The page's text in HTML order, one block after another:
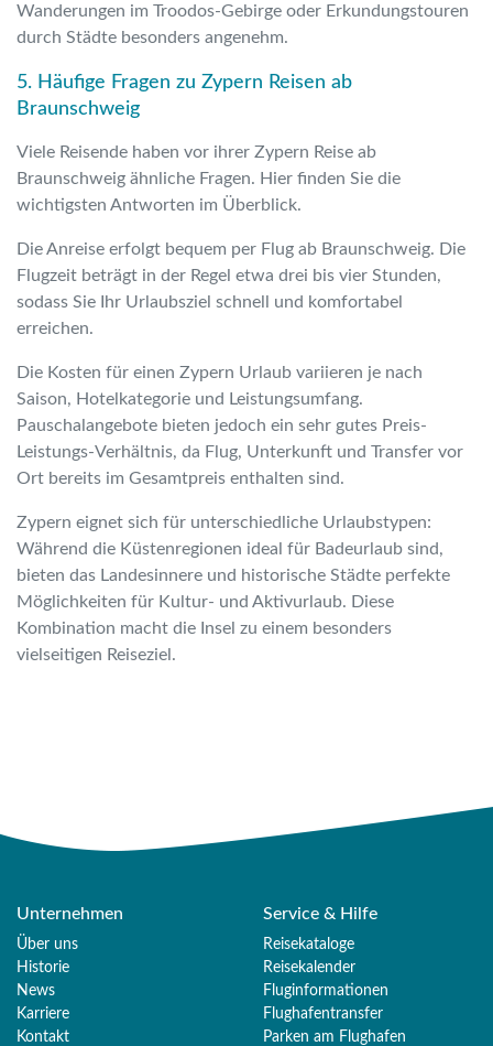
Wanderungen im Troodos-Gebirge oder Erkundungstouren
durch Städte besonders angenehm.
5. Häufige Fragen zu Zypern Reisen ab
Braunschweig
Viele Reisende haben vor ihrer Zypern Reise ab
Braunschweig ähnliche Fragen. Hier finden Sie die
wichtigsten Antworten im Überblick.
Die Anreise erfolgt bequem per Flug ab Braunschweig. Die
Flugzeit beträgt in der Regel etwa drei bis vier Stunden,
sodass Sie Ihr Urlaubsziel schnell und komfortabel
erreichen.
Die Kosten für einen Zypern Urlaub variieren je nach
Saison, Hotelkategorie und Leistungsumfang.
Pauschalangebote bieten jedoch ein sehr gutes Preis-
Leistungs-Verhältnis, da Flug, Unterkunft und Transfer vor
Ort bereits im Gesamtpreis enthalten sind.
Zypern eignet sich für unterschiedliche Urlaubstypen:
Während die Küstenregionen ideal für Badeurlaub sind,
bieten das Landesinnere und historische Städte perfekte
Möglichkeiten für Kultur- und Aktivurlaub. Diese
Kombination macht die Insel zu einem besonders
vielseitigen Reiseziel.
Unternehmen
Über uns
Historie
News
Karriere
Kontakt
Service & Hilfe
Reisekataloge
Reisekalender
Fluginformationen
Flughafentransfer
Parken am Flughafen